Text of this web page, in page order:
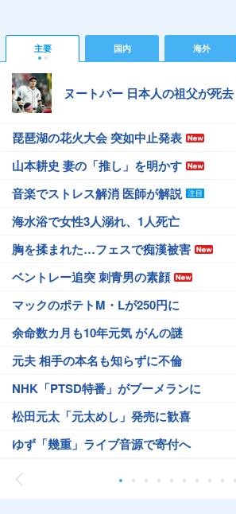
主要 国内 海外
ヌートバー 日本人の祖父が死去
琵琶湖の花火大会 突如中止発表
山本耕史 妻の「推し」を明かす
音楽でストレス解消 医師が解説
海水浴で女性3人溺れ、1人死亡
胸を揉まれた…フェスで痴漢被害
ベントレー追突 刺青男の素顔
マックのポテトM・Lが250円に
余命数カ月も10年元気 がんの謎
元夫 相手の本名も知らずに不倫
NHK「PTSD特番」がブーメランに
松田元太「元太めし」発売に歓喜
ゆず「幾重」ライブ音源で寄付へ